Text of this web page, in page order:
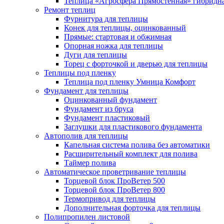
Ремонт теплиц
Фурнитура для теплицы
Конек для теплицы, оцинкованный
Прямые: стартовая и обжимная
Опорная ножка для теплицы
Дуги для теплицы
Торец с форточкой и дверью для теплицы
Теплицы под пленку
Теплица под пленку Умница Комфорт
Фундамент для теплицы
Оцинкованный фундамент
Фундамент из бруса
Фундамент пластиковый
Заглушки для пластикового фундамента
Автополив для теплицы
Капельная система полива без автоматики
Расширительный комплект для полива
Таймер полива
Автоматическое проветривание теплицы
Торцевой блок ПроВетер 500
Торцевой блок ПроВетер 800
Термопривод для теплицы
Дополнительная форточка для теплицы
Полипропилен листовой